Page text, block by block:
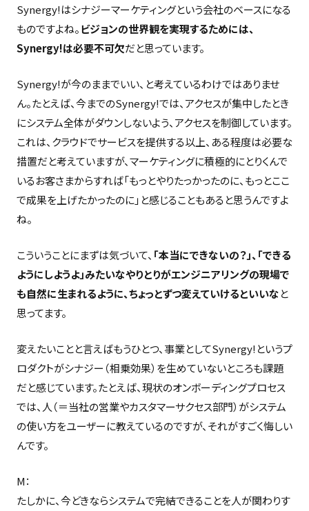
Synergy!はシナジーマーケティングという会社のベースになる
ものですよね。ビジョンの世界観を実現するためには、
Synergy!は必要不可欠だと思っています。
Synergy!が今のままでいい、と考えているわけではありませ
ん。たとえば、今までのSynergy!では、アクセスが集中したとき
にシステム全体がダウンしないよう、アクセスを制御しています。
これは、クラウドでサービスを提供する以上、ある程度は必要な
措置だと考えていますが、マーケティングに積極的にとりくんで
いるお客さまからすれば「もっとやりたっかったのに、もっとここ
で成果を上げたかったのに」と感じることもあると思うんですよ
ね。
こういうことにまずは気づいて、 「本当にできないの？」、「できる
ようにしようよ」みたいなやりとりがエンジニアリングの現場で
も自然に生まれるように、ちょっとずつ変えていけるといいなと
思ってます。
変えたいことと言えばもうひとつ、事業としてSynergy!というプ
ロダクトがシナジー（相乗効果）を生めていないところも課題
だと感じています。たとえば、現状のオンボーディングプロセス
では、人（＝当社の営業やカスタマーサクセス部門）がシステム
の使い方をユーザーに教えているのですが、それがすごく悔しい
んです。
M：
たしかに、今どきならシステムで完結できることを人が関わりす